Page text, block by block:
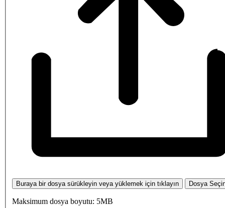
Buraya bir dosya sürükleyin veya yüklemek için tıklayın Dosya
Maksimum dosya boyutu: 5MB